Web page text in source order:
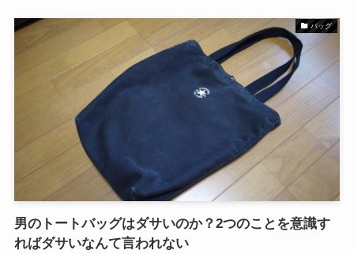
バッグ
男のトートバッグはダサいのか？2つのことを意識す
ればダサいなんて言われない